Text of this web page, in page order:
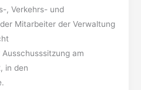
, Verkehrs- und
Mitarbeiter der Verwaltung
am
in den